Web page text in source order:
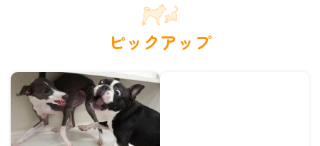
ピックアップ